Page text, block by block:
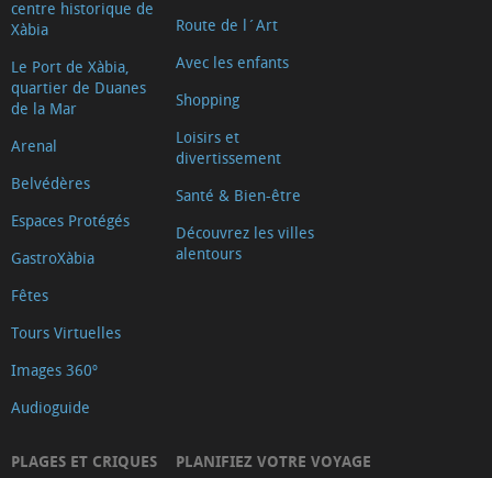
Croix
Rouge
État
des
plages.
AEMET
Drapeaux
AUX
CRIQUES
INFORMATION
centre historique de
Xàbia
Le Port de Xàbia,
quartier de Duanes
de la Mar
Arenal
Belvédères
Espaces Protégés
GastroXàbia
Fêtes
Tours Virtuelles
Images 360º
Audioguide
Route de l´Art
Avec les enfants
Shopping
Loisirs et
divertissement
Santé & Bien-être
Découvrez les villes
alentours
PLAGES ET CRIQUES PLANIFIEZ VOTRE VOYAGE